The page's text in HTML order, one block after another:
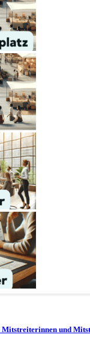
Mitstreiterinnen und